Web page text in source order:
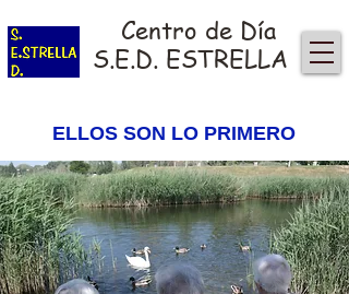
Centro de Día
S.E.D. ESTRELLA
ELLOS SON LO PRIMERO